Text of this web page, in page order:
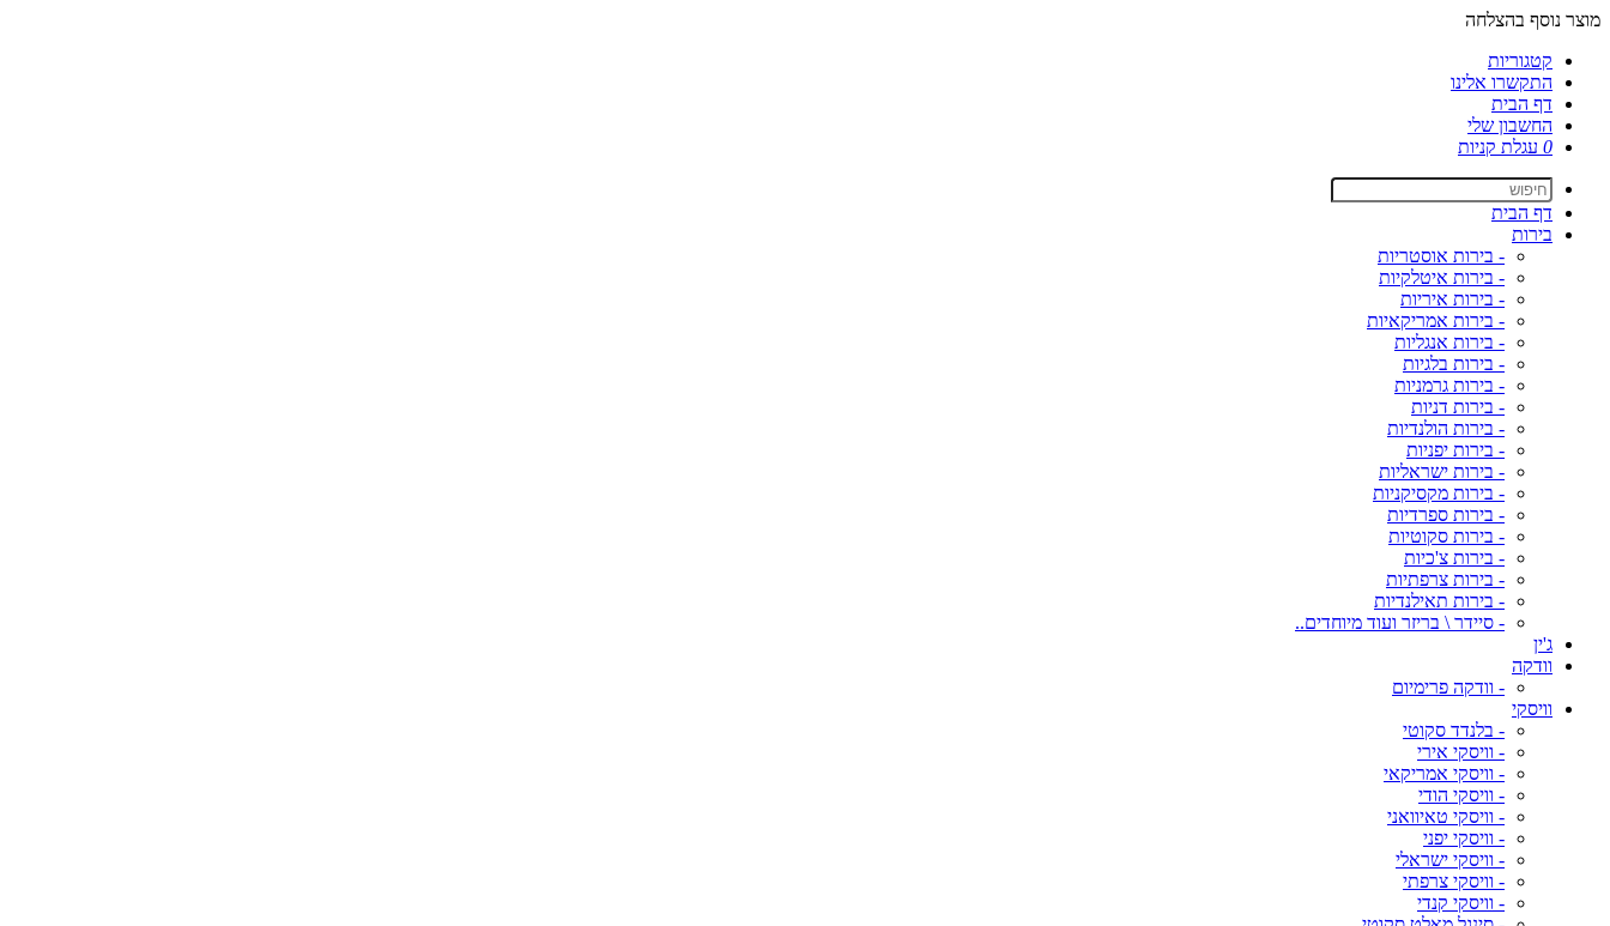
מוצר נוסף בהצלחה
קטגוריות
התקשרו אלינו
דף הבית
החשבון שלי
0 עגלת קניות
דף הבית
בירות
- בירות אוסטריות
- בירות איטלקיות
- בירות איריות
- בירות אמריקאיות
- בירות אנגליות
- בירות בלגיות
- בירות גרמניות
- בירות דניות
- בירות הולנדיות
- בירות יפניות
- בירות ישראליות
- בירות מקסיקניות
- בירות ספרדיות
- בירות סקוטיות
- בירות צ'כיות
- בירות צרפתיות
- בירות תאילנדיות
- סיידר \ בריזר ועוד מיוחדים..
ג'ין
וודקה
- וודקה פרימיום
וויסקי
- בלנדד סקוטי
- וויסקי אירי
- וויסקי אמריקאי
- וויסקי הודי
- וויסקי טאיוואני
- וויסקי יפני
- וויסקי ישראלי
- וויסקי צרפתי
- וויסקי קנדי